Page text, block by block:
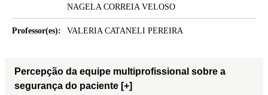
NAGELA CORREIA VELOSO
Professor(es): VALERIA CATANELI PEREIRA
Percepção da equipe multiprofissional sobre a
segurança do paciente [+]